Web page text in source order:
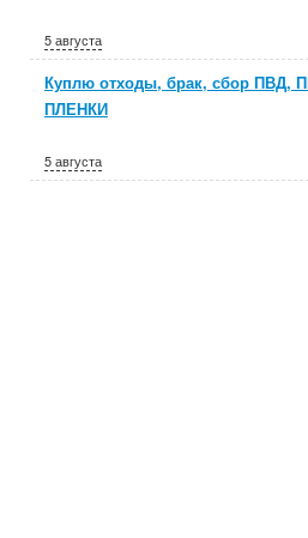
5 августа
Куплю отходы, брак, сбор ПВД,
ПЛЕНКИ
5 августа